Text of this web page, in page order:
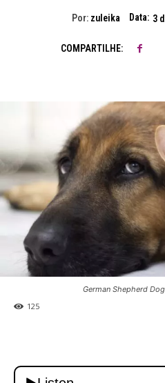
Por: zuleika Data: 3
COMPARTILHE:
German Shepherd
125